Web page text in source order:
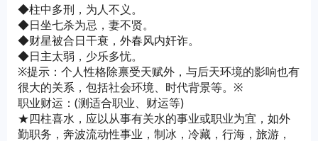
◆柱中多刑，为人不义。
◆日坐七杀为忌，妻不贤。
◆财星被合日干衰，外春风内奸诈。
◆日主太弱，少乐多忧。
※提示：个人性格除禀受天赋外，与后天环境的影响也有
很大的关系，包括社会环境、时代背景等。※
职业财运：(测适合职业、财运等)
★四柱喜水，应以从事有关水的事业或职业为宜，如外
勤职务，奔波流动性事业，制冰，冷藏，行海，旅游，